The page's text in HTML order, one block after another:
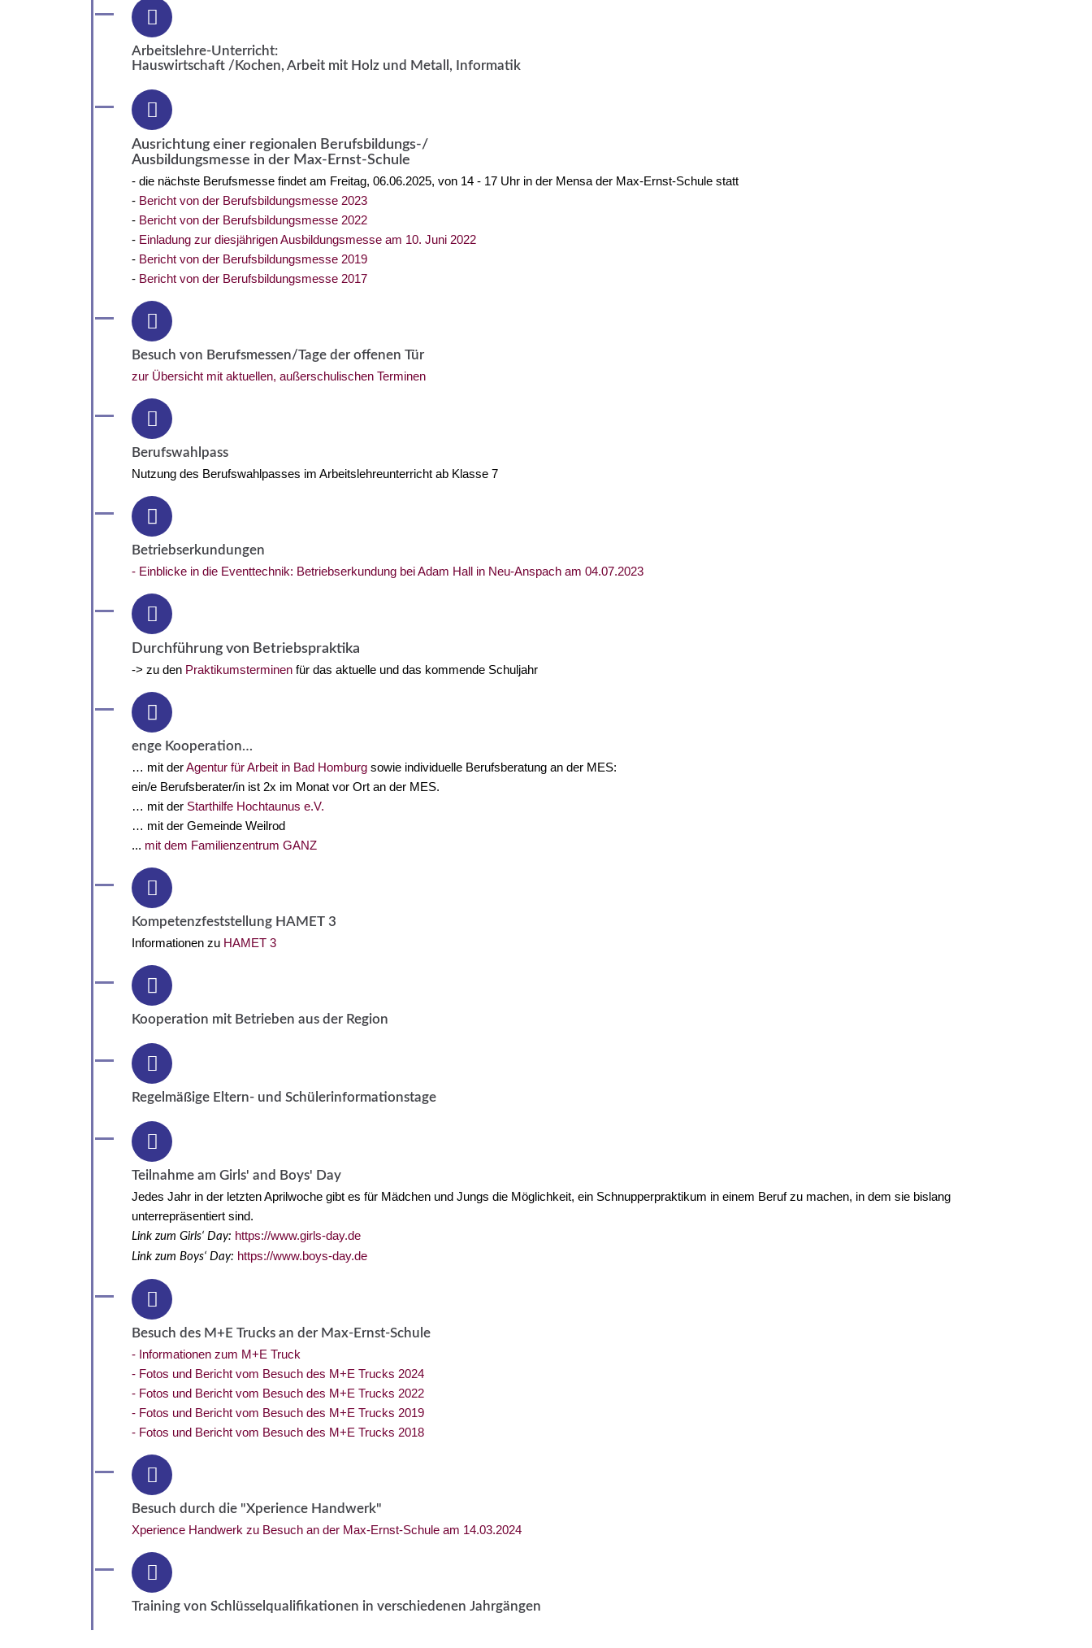
Arbeitslehre-Unterricht:
Hauswirtschaft /Kochen, Arbeit mit Holz und Metall, Informatik
Ausrichtung einer regionalen Berufsbildungs-/
Ausbildungsmesse in der Max-Ernst-Schule
- die nächste Berufsmesse findet am Freitag, 06.06.2025, von 14 - 17 Uhr in der Mensa der Max-Ernst-Schule statt
- Bericht von der Berufsbildungsmesse 2023
- Bericht von der Berufsbildungsmesse 2022
- Einladung zur diesjährigen Ausbildungsmesse am 10. Juni 2022
- Bericht von der Berufsbildungsmesse 2019
- Bericht von der Berufsbildungsmesse 2017
Besuch von Berufsmessen/Tage der offenen Tür
zur Übersicht mit aktuellen, außerschulischen Terminen
Berufswahlpass
Nutzung des Berufswahlpasses im Arbeitslehreunterricht ab Klasse 7
Betriebserkundungen
- Einblicke in die Eventtechnik: Betriebserkundung bei Adam Hall in Neu-Anspach am 04.07.2023
Durchführung von Betriebspraktika
-> zu den Praktikumsterminen für das aktuelle und das kommende Schuljahr
enge Kooperation…
… mit derAgentur für Arbeit in Bad Homburg sowie individuelle Berufsberatung an der MES:
ein/e Berufsberater/in ist 2x im Monat vor Ort an der MES.
… mit der Starthilfe Hochtaunus e.V.
… mit der Gemeinde Weilrod
... mit dem Familienzentrum GANZ
Kompetenzfeststellung HAMET 3
Informationen zu HAMET 3
Kooperation mit Betrieben aus der Region
Regelmäßige Eltern- und Schülerinformationstage
Teilnahme am Girls' and Boys' Day
Jedes Jahr in der letzten Aprilwoche gibt es für Mädchen und Jungs die Möglichkeit, ein Schnupperpraktikum in einem Beruf zu machen, in dem sie bislang
unterrepräsentiert sind.
Link zum Girls‘ Day: https://www.girls-day.de
Link zum Boys‘ Day: https://www.boys-day.de
Besuch des M+E Trucks an der Max-Ernst-Schule
- Informationen zum M+E Truck
- Fotos und Bericht vom Besuch des M+E Trucks 2024
- Fotos und Bericht vom Besuch des M+E Trucks 2022
- Fotos und Bericht vom Besuch des M+E Trucks 2019
- Fotos und Bericht vom Besuch des M+E Trucks 2018
Besuch durch die "Xperience Handwerk"
Xperience Handwerk zu Besuch an der Max-Ernst-Schule am 14.03.2024
Training von Schlüsselqualifikationen in verschiedenen Jahrgängen